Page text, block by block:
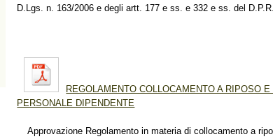
D.Lgs. n. 163/2006 e degli artt. 177 e ss. e 332 e ss. del
REGOLAMENTO COLLOCAMENTO A RIPOSO
PERSONALE DIPENDENTE
Approvazione Regolamento in materia di collocamento a